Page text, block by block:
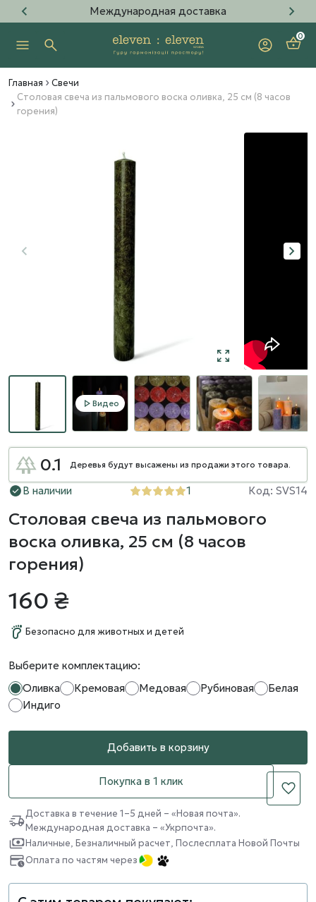
Международная доставка
0
Главная
Свечи
Столовая свеча из пальмового воска оливка, 25 см (8 часов
горения)
Видео
0.1 Деревья будут высажены из продажи этого товара.
В наличии 1 Код: SVS14
Столовая свеча из пальмового
воска оливка, 25 см (8 часов
горения)
160 ₴
Безопасно для животных и детей
Выберите комплектацию:
Оливка
Кремовая Медовая Рубиновая
Белая
Индиго
Добавить в корзину
Покупка в 1 клик
Доставка в течение 1–5 дней – «Новая почта».
Международная доставка – «Укрпочта».
Наличные, Безналичный расчет, Послесплата Новой Почты
Оплата по частям через